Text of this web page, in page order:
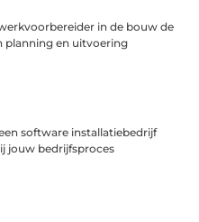
in de bouw de
planning en uitvoering
software installatiebedrijf
jouw bedrijfsproces